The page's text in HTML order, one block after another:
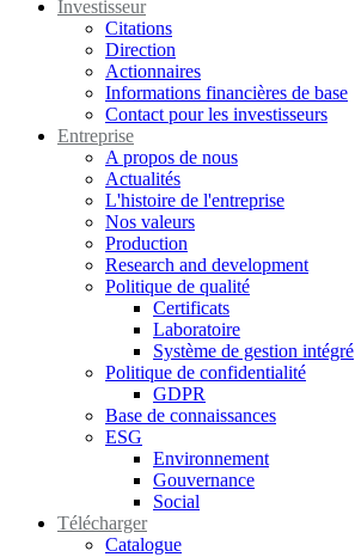
Investisseur
Citations
Direction
Actionnaires
Informations financières de base
Contact pour les investisseurs
Entreprise
A propos de nous
Actualités
L'histoire de l'entreprise
Nos valeurs
Production
Research and development
Politique de qualité
Certificats
Laboratoire
Système de gestion intégré
Politique de confidentialité
GDPR
Base de connaissances
ESG
Environnement
Gouvernance
Social
Télécharger
Catalogue